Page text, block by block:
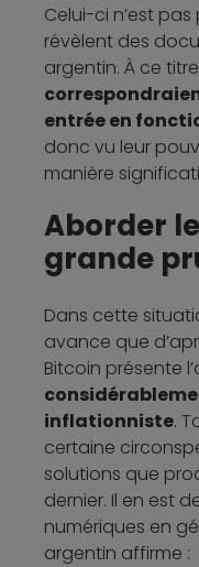
Celui-ci n’est
révèlent des
argentin. À ce
entrée en
donc vu leur
manière
Aborder
grande
Dans cette
avance que
Bitcoin présente
inflationniste.
certaine
solutions que
dernier. Il en est
numériques en
argentin affirme :